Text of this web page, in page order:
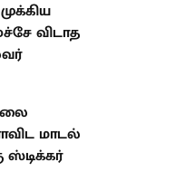
விடாத
மாடல்
ஸ்டிக்கர்